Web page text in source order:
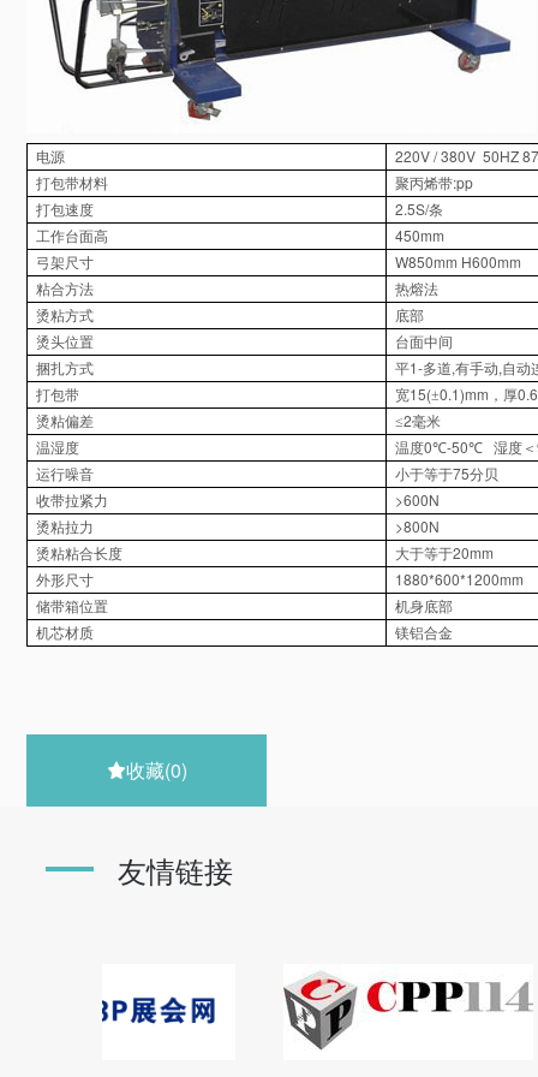
电源 220V / 380V 50HZ
打包带材料 聚丙烯带:pp
打包速度 2.5S/条
工作台面高
450mm
弓架尺寸 W850mm H600mm
粘合方法
热熔法
烫粘方式
底部
烫头位置
台面中间
捆扎方式
平1-多道,有手动,自动
打包带
宽15(±0.1)mm ，厚
烫粘偏差 ≤2毫米
温湿度
温度0℃-50℃ 湿度＜
运行噪音 小于等于75分贝
收带拉紧力
>600N
烫粘拉力 >800N
烫粘粘合长度 大于等于20mm
外形尺寸 1880*600*1200mm
储带箱位置
机身底部
机芯材质
镁铝合金
收藏(0)
友情链接